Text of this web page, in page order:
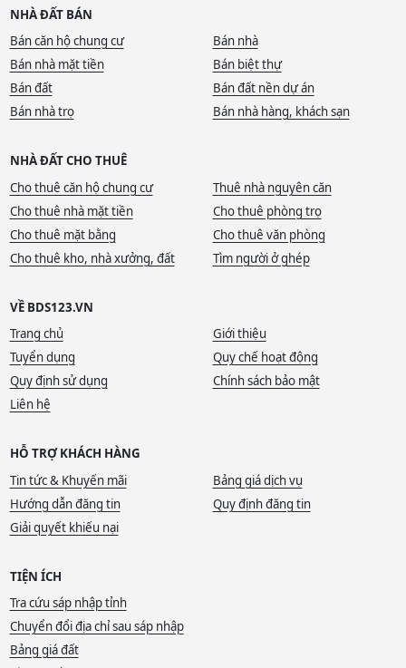
NHÀ ĐẤT BÁN
Bán căn hộ chung cư
Bán nhà
Bán nhà mặt tiền
Bán biệt thự
Bán đất
Bán đất nền dự án
Bán nhà trọ
Bán nhà hàng, khách sạn
NHÀ ĐẤT CHO THUÊ
Cho thuê căn hộ chung cư
Thuê nhà nguyên căn
Cho thuê nhà mặt tiền
Cho thuê phòng trọ
Cho thuê mặt bằng
Cho thuê văn phòng
Cho thuê kho, nhà xưởng, đất
Tìm người ở ghép
VỀ BDS123.VN
Trang chủ
Giới thiệu
Tuyển dụng
Quy chế hoạt động
Quy định sử dụng
Chính sách bảo mật
Liên hệ
HỖ TRỢ KHÁCH HÀNG
Tin tức & Khuyến mãi
Bảng giá dịch vụ
Hướng dẫn đăng tin
Quy định đăng tin
Giải quyết khiếu nại
TIỆN ÍCH
Tra cứu sáp nhập tỉnh
Chuyển đổi địa chỉ sau sáp nhập
Bảng giá đất